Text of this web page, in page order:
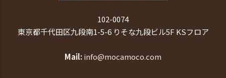
102-0074
東京都千代田区九段南1-5-6 りそな九段ビル5F KSフロア
Mail info@mocamoco.com